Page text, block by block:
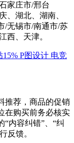
家庄市/邢台
、湖北、湖南、
/无锡市/南通市/苏
西、天津。
P图设计 电竞
推荐，商品的促销
在购买前务必核实
内容纠错”、“纠
反馈。